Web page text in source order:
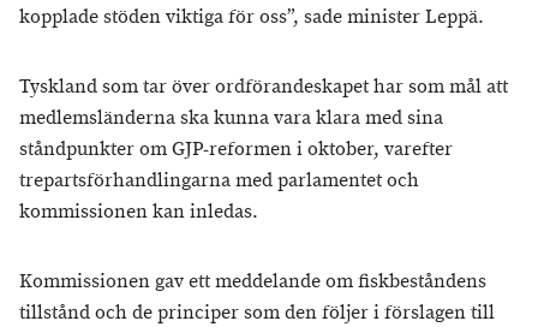
kopplade stöden viktiga för oss”, sade minister Leppä.
Tyskland som tar över ordförandeskapet har som mål att
medlemsländerna ska kunna vara klara med sina
ståndpunkter om GJP-reformen i oktober, varefter
trepartsförhandlingarna med parlamentet och
kommissionen kan inledas.
Kommissionen gav ett meddelande om fiskbeståndens
tillstånd och de principer som den följer i förslagen till